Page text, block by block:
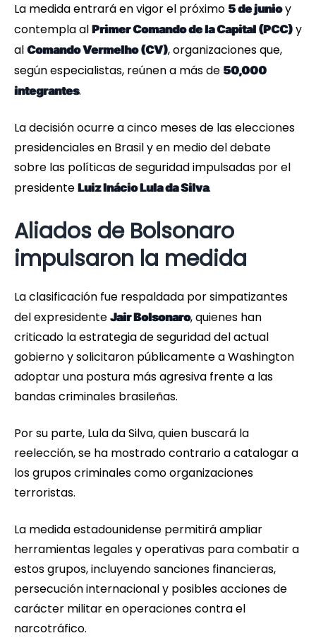
La medida entrará en vigor el próximo 5 de junioy
contempla al Primer Comando de la Capital (PCC) y
al Comando Vermelho (CV), organizaciones que,
según especialistas, reúnen a más de 50,000
integrantes.
La decisión ocurre a cinco meses de las elecciones
presidenciales en Brasil y en medio del debate
sobre las políticas de seguridad impulsadas por el
presidente Luiz Inácio Lula da Silva.
Aliados de Bolsonaro
impulsaron la medida
La clasificación fue respaldada por simpatizantes
del expresidente Jair Bolsonaro, quienes han
criticado la estrategia de seguridad del actual
gobierno y solicitaron públicamente a Washington
adoptar una postura más agresiva frente a las
bandas criminales brasileñas.
Por su parte, Lula da Silva, quien buscará la
reelección, se ha mostrado contrario a catalogar a
los grupos criminales como organizaciones
terroristas.
La medida estadounidense permitirá ampliar
herramientas legales y operativas para combatir a
estos grupos, incluyendo sanciones financieras,
persecución internacional y posibles acciones de
carácter militar en operaciones contra el
narcotráfico.